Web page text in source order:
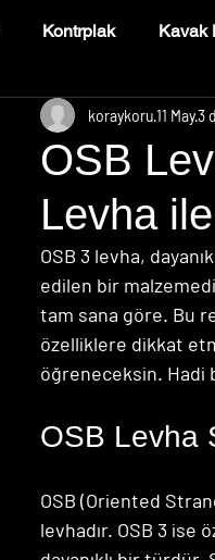
Kontrplak Kavak
OSB
Levha
koraykoru11 May3
OSB 3 levha,
edilen bir
tam sana göre. Bu
özelliklere dikkat
öğreneceksin. Hadi
OSB Levha
OSB (Oriented
levhadır. OSB 3 ise